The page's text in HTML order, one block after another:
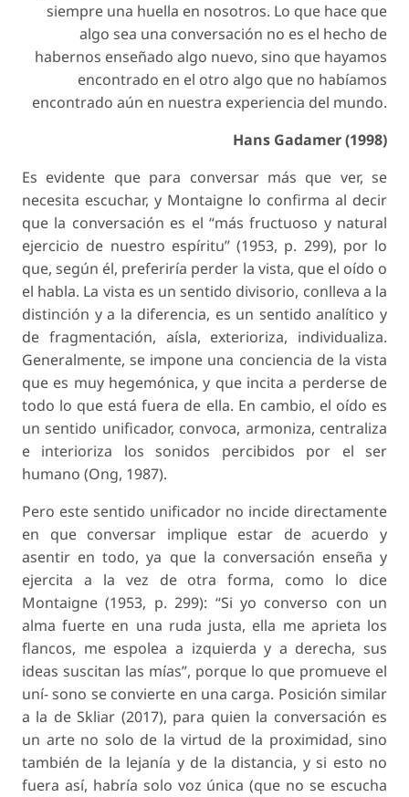
siempre una huella en nosotros. Lo que hace que
algo sea una conversación no es el hecho de
habernos enseñado algo nuevo, sino que hayamos
encontrado en el otro algo que no habíamos
encontrado aún en nuestra experiencia del mundo.
Hans Gadamer (1998)
Es evidente que para conversar más que ver, se
necesita escuchar, y Montaigne lo confirma al decir
que la conversación es el “más fructuoso y natural
ejercicio de nuestro espíritu” (1953, p. 299), por lo
que, según él, preferiría perder la vista, que el oído o
el habla. La vista es un sentido divisorio, conlleva a la
distinción y a la diferencia, es un sentido analítico y
de fragmentación, aísla, exterioriza, individualiza.
Generalmente, se impone una conciencia de la vista
que es muy hegemónica, y que incita a perderse de
todo lo que está fuera de ella. En cambio, el oído es
un sentido unificador, convoca, armoniza, centraliza
e interioriza los sonidos percibidos por el ser
humano (Ong, 1987).
Pero este sentido unificador no incide directamente
en que conversar implique estar de acuerdo y
asentir en todo, ya que la conversación enseña y
ejercita a la vez de otra forma, como lo dice
Montaigne (1953, p. 299): “Si yo converso con un
alma fuerte en una ruda justa, ella me aprieta los
flancos, me espolea a izquierda y a derecha, sus
ideas suscitan las mías”, porque lo que promueve el
uní- sono se convierte en una carga. Posición similar
a la de Skliar (2017), para quien la conversación es
un arte no solo de la virtud de la proximidad, sino
también de la lejanía y de la distancia, y si esto no
fuera así, habría solo voz única (que no se escucha